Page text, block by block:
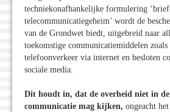
techniekonafhankelijke formulering
telecommunicatiegeheim’ wordt de
van de Grondwet biedt, uitgebreid naar
toekomstige communicatiemiddelen
telefoonverkeer via internet en besloten
sociale media.
Dit houdt in, dat de overheid niet in
communicatie mag kijken, ongeacht